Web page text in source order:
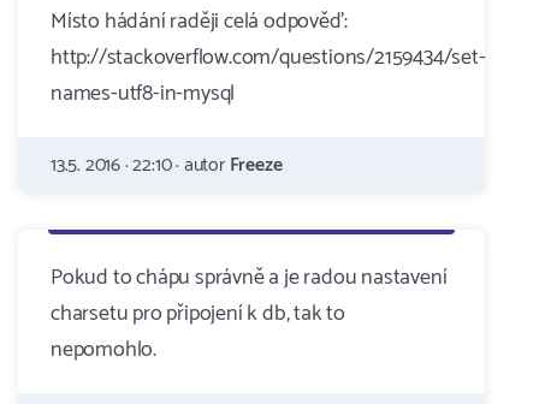
Místo hádání raději celá odpověď:
http://stackoverflow.com/questions/2159434/set-
names-utf8-in-mysql
13.5. 2016 · 22:10 · autorFreeze
Pokud to chápu správně a je radou nastavení
charsetu pro připojení k db, tak to
nepomohlo.